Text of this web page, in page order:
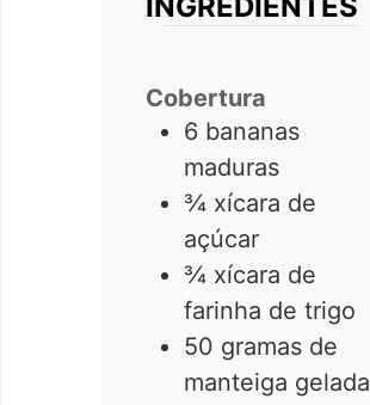
Cobertura
6 bananas
maduras
¾ xícara de
açúcar
¾ xícara de
farinha de trigo
50 gramas de
manteiga gelada